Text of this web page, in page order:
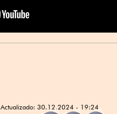
Actualizado: 30.12.2024 - 19:24